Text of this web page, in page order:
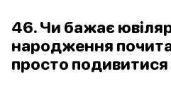
46. Чи бажає
народження
просто